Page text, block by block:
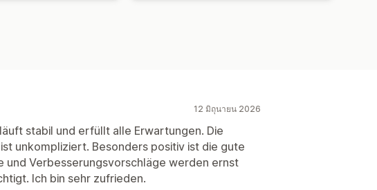
12 มิถุนายน 2026
stabil und erfüllt alle Erwartungen. Die
unkompliziert. Besonders positiv ist die gute
und Verbesserungsvorschläge werden ernst
Ich bin sehr zufrieden.